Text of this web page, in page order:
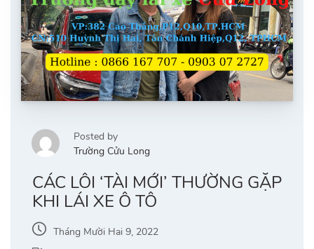
Posted by
Trường Cửu Long
CÁC LỖI ‘TÀI MỚI’ THƯỜNG GẶP
KHI LÁI XE Ô TÔ
Tháng Mười Hai 9, 2022